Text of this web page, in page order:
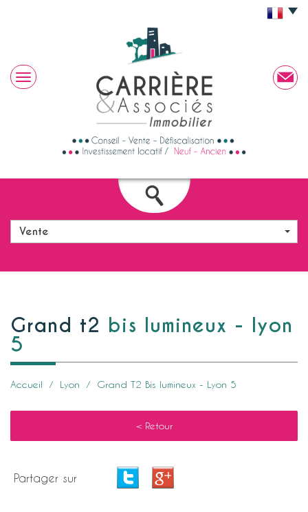
Vente
grand t2 bis lumineux - lyon
5
Accueil Lyon Grand T2 Bis lumineux - Lyon 5
< Retour
Partager sur